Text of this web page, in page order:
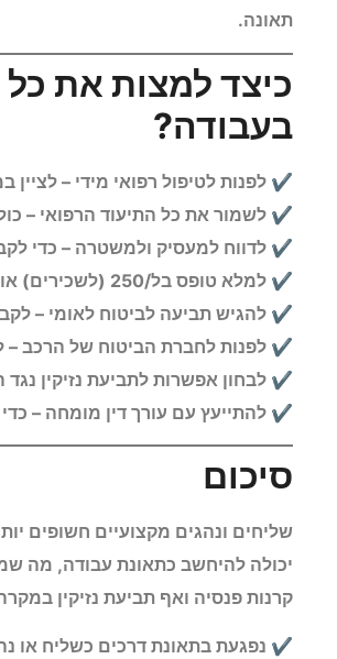
תאונה.
כיצד למצות את כל
בעבודה?
✔ לפנות לטיפול רפואי מידי –
✔ לשמור את כל התיעוד הרפואי –
✔ לדווח למעסיק ולמשטרה – כדי
✔ למלא טופס בל/250 (לשכירים) או בל/283 (לעצמאים) – כדי לקבל הכרה מביטוח לאומי.
✔ להגיש תביעה לביטוח לאומי –
✔ לפנות לחברת הביטוח של הרכב –
✔ לבחון אפשרות לתביעת נזיקין
✔ להתייעץ עם עורך דין מומחה –
סיכום
שליחים ונהגים מקצועיים חשופים
יכולה להיחשב כתאונת עבודה, מה
קרנות פנסיה ואף תביעת נזיקין
✔ נפגעת בתאונת דרכים כשליח או